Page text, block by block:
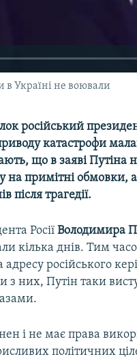
в Україні не воювали
російський
катастрофи
що в заяві Путіна
на примітні обмовки,
після трагедії.
РосіїВолодимира
кілька днів. Тим
російського
з них, Путін таки
і не має права
політичних